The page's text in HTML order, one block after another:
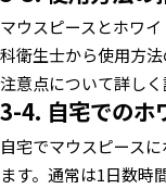
マウスピースとホワ
科衛生士から使用方法
注意点について詳しく
3-4. 自宅でのホ
自宅でマウスピース
ます。通常は1日数時